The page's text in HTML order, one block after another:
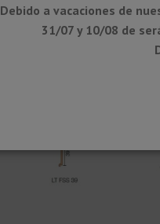
DESIGNBASE-SL - Tapón
izquierdo
Debido a vacaciones de
31/07 y 10/08 de